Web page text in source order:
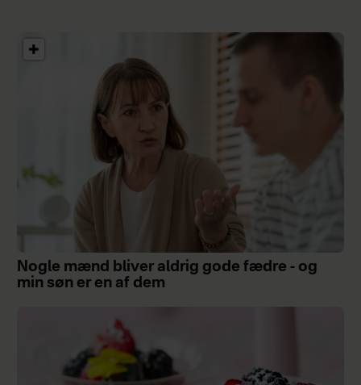
Nogle mænd bliver aldrig gode fædre - og
min søn er en af dem